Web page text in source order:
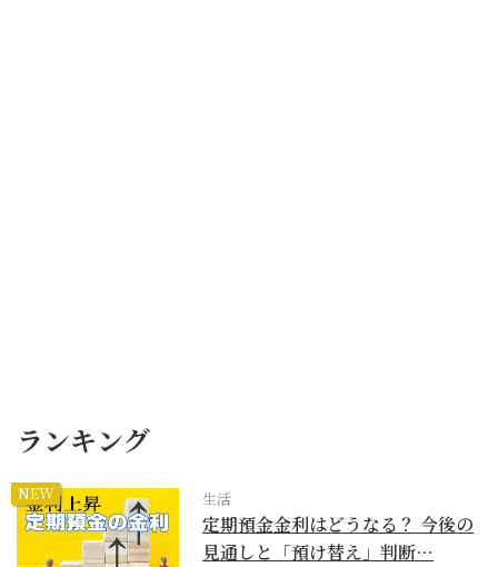
ランキング
NEW 生活
定期預金金利はどうなる？ 今後の
見通しと「預け替え」判断…